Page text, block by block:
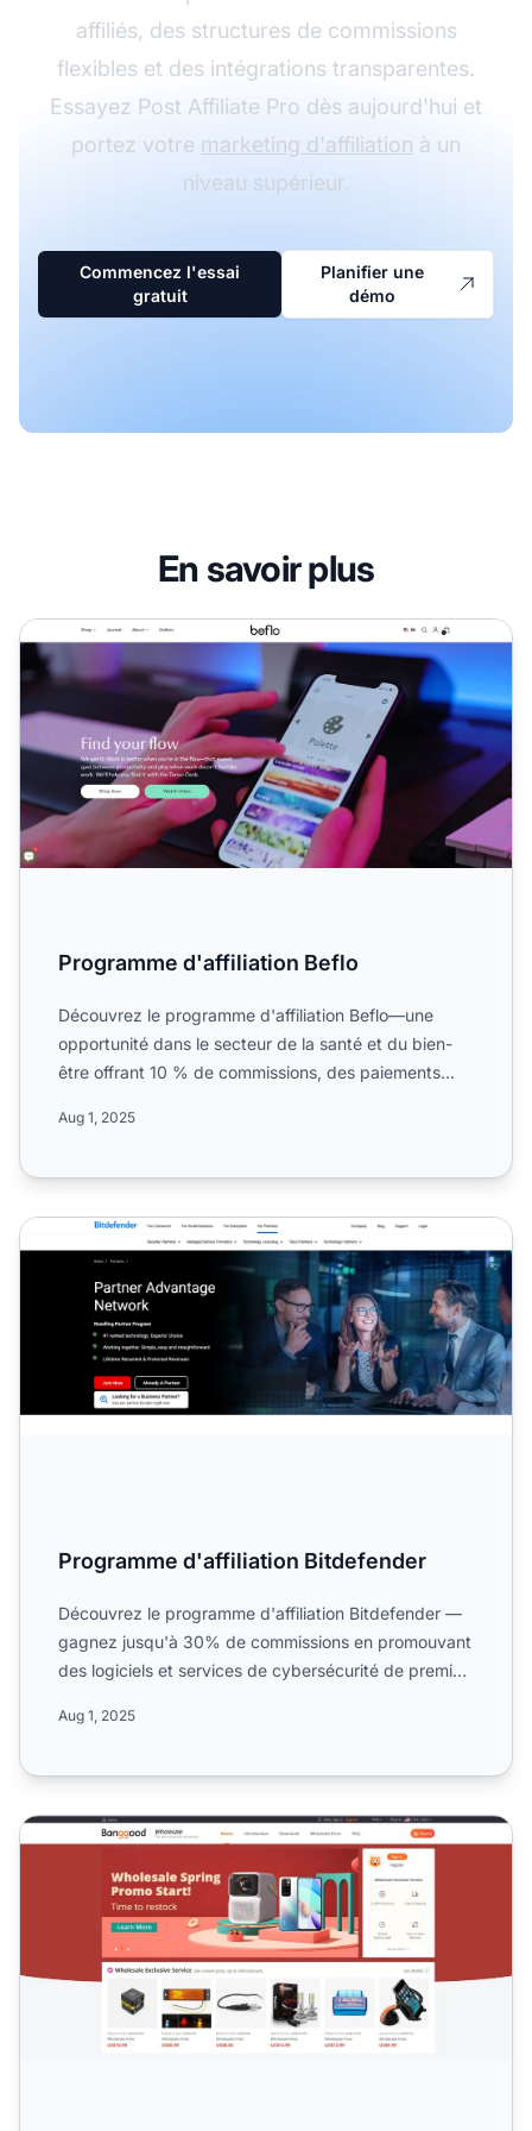
affiliés, des structures de commissions
flexibles et des intégrations transparentes.
Essayez Post Affiliate Pro dès aujourd'hui et
portez votre marketing d'affiliation à un
niveau supérieur.
Commencez l'essai
gratuit
Planifier une
démo
En savoir plus
Programme d'affiliation Beflo
Programme d'affiliation Beflo
Découvrez le programme d'affiliation Beflo—une
opportunité dans le secteur de la santé et du bien-
être offrant 10 % de commissions, des paiements
Aug 1, 2025
Programme d'affiliation Bitdefender
Programme d'affiliation Bitdefender
Découvrez le programme d'affiliation Bitdefender —
gagnez jusqu'à 30% de commissions en promouvant
des logiciels et services de cybersécurité de premier
Aug 1, 2025
Programme d'affiliation Banggood